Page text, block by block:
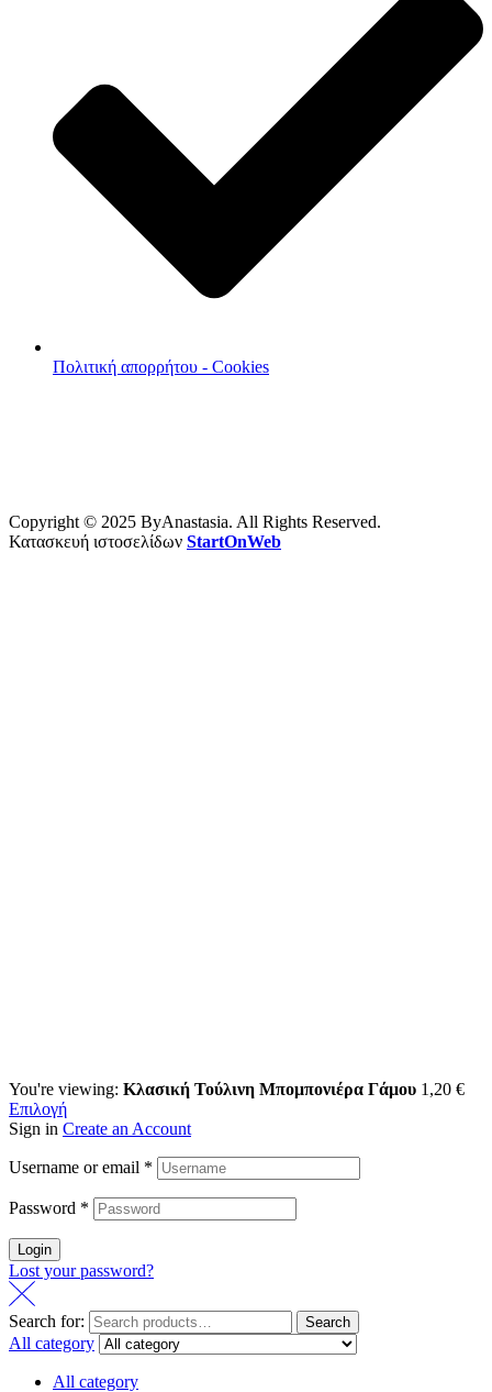
Πολιτική απορρήτου - Cookies
Copyright © 2025 ByAnastasia. All Rights Reserved.
Κατασκευή ιστοσελίδων StartOnWeb
You're viewing: Κλασική Τούλινη Μπομπονιέρα Γάμου 1,20 €
Επιλογή
Sign in Create an Account
Username or email *
Password *
Login
Lost your password?
Search for: Search
All category
All category